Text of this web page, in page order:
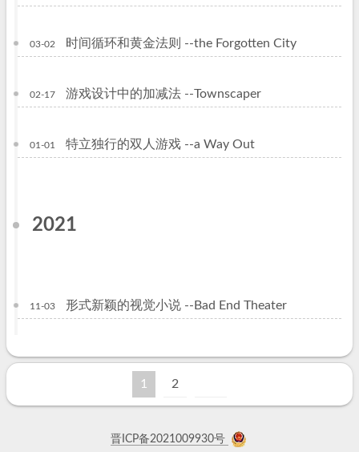
03-02 时间循环和黄金法则 --the Forgotten City
02-17 游戏设计中的加减法 --Townscaper
01-01 特立独行的双人游戏 --a Way Out
2021
11-03 形式新颖的视觉小说 --Bad End Theater
1 2
晋ICP备2021009930号